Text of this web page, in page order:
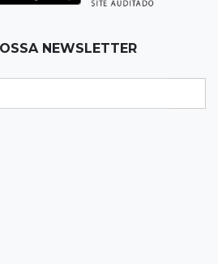
por eletricista morto por
terreno em acidente
NEWSLETTER